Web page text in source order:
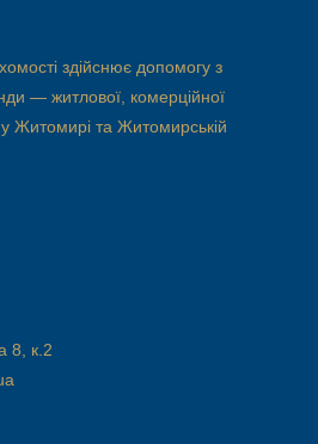
здійснює допомогу з
— житлової, комерційної
у Житомирі та Житомирській
8, к.2